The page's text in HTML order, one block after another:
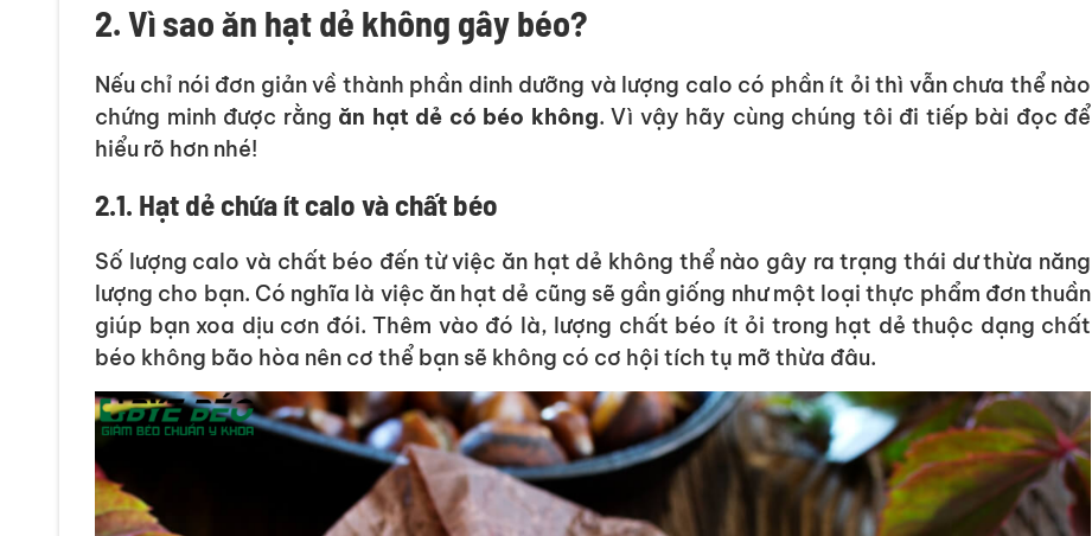
2. Vì sao ăn hạt dẻ không gây béo?
Nếu chỉ nói đơn giản về thành phần dinh dưỡng và lượng calo có phần ít ỏi thì vẫn chưa thể nào
chứng minh được rằng ăn hạt dẻ có béo không. Vì vậy hãy cùng chúng tôi đi tiếp bài đọc để
hiểu rõ hơn nhé!
2.1. Hạt dẻ chứa ít calo và chất béo
Số lượng calo và chất béo đến từ việc ăn hạt dẻ không thể nào gây ra trạng thái dư thừa năng
lượng cho bạn. Có nghĩa là việc ăn hạt dẻ cũng sẽ gần giống như một loại thực phẩm đơn thuần
giúp bạn xoa dịu cơn đói. Thêm vào đó là, lượng chất béo ít ỏi trong hạt dẻ thuộc dạng chất
béo không bão hòa nên cơ thể bạn sẽ không có cơ hội tích tụ mỡ thừa đâu.